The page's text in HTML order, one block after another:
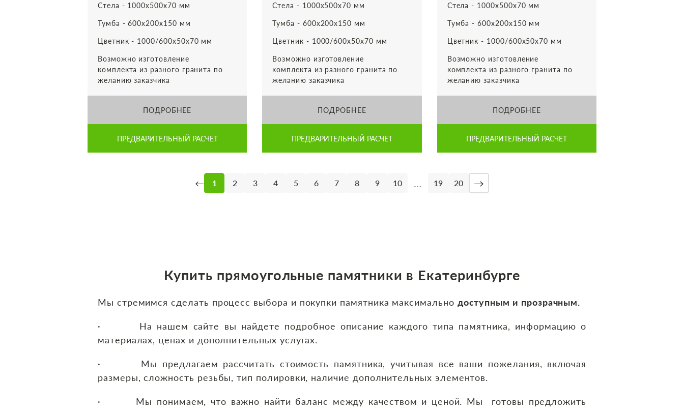
Стела - 1000х500х70 мм
Тумба - 600х200х150 мм
Цветник - 1000/600х50х70 мм
Возможно изготовление
комплекта из разного гранита по
желанию заказчика
ПОДРОБНЕЕ
ПРЕДВАРИТЕЛЬНЫЙ РАСЧЕТ
Стела - 1000х500х70 мм
Тумба - 600х200х150 мм
Цветник - 1000/600х50х70 мм
Возможно изготовление
комплекта из разного гранита по
желанию заказчика
ПОДРОБНЕЕ
ПРЕДВАРИТЕЛЬНЫЙ РАСЧЕТ
Стела - 1000х500х70 мм
Тумба - 600х200х150 мм
Цветник - 1000/600х50х70 мм
Возможно изготовление
комплекта из разного гранита по
желанию заказчика
ПОДРОБНЕЕ
ПРЕДВАРИТЕЛЬНЫЙ РАСЧЕТ
← 1 2 3 4 5 6 7 8 9 10 ... 19 20 →
Купить прямоугольные памятники в Екатеринбурге
Мы стремимся сделать процесс выбора и покупки памятника максимально доступным и прозрачным.
· На нашем сайте вы найдете подробное описание каждого типа памятника, информацию о
материалах, ценах и дополнительных услугах.
· Мы предлагаем рассчитать стоимость памятника, учитывая все ваши пожелания, включая
размеры, сложность резьбы, тип полировки, наличие дополнительных элементов.
· Мы понимаем, что важно найти баланс между качеством и ценой. Мы готовы предложить